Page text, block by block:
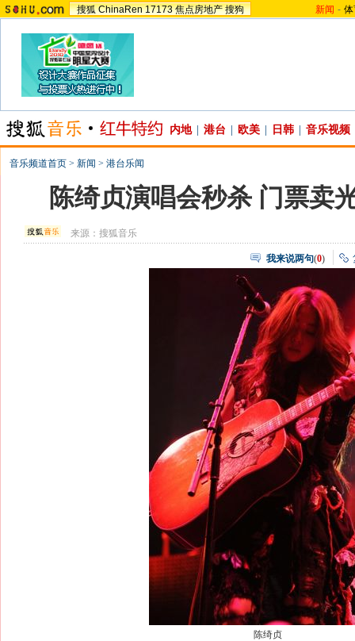
搜狐 ChinaRen 17173 焦点房地产 搜狗 新闻 -
内地 港台 欧美 日韩 音乐视频
音乐频道首页 > 新闻 > 港台乐闻
陈绮贞演唱会秒杀 门票卖
来源：搜狐音乐
我来说两句(0)
陈绮贞